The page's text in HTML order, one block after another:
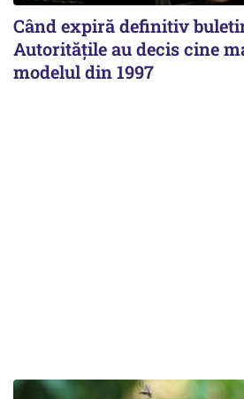
Când expiră definitiv
Autoritățile au decis cine
modelul din 1997